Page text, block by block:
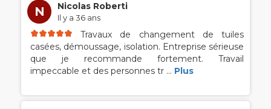
N Nicolas Roberti
Il y a 36 ans
Travaux de changement de tuiles
casées, démoussage, isolation. Entreprise sérieuse
que je recommande fortement. Travail
impeccable et des personnes tr ... Plus